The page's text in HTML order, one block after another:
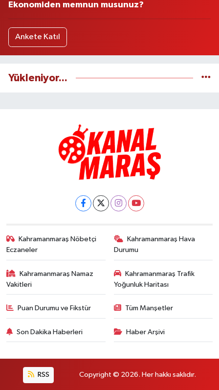
Ekonomiden memnun musunuz?
Ankete Katıl
Yükleniyor...
Kahramanmaraş Nöbetçi
Eczaneler
Kahramanmaraş Hava
Durumu
Kahramanmaraş Namaz
Vakitleri
Kahramanmaraş Trafik
Yoğunluk Haritası
Puan Durumu ve Fikstür Tüm Manşetler
Son Dakika Haberleri Haber Arşivi
RSS Copyright © 2026. Her hakkı saklıdır.